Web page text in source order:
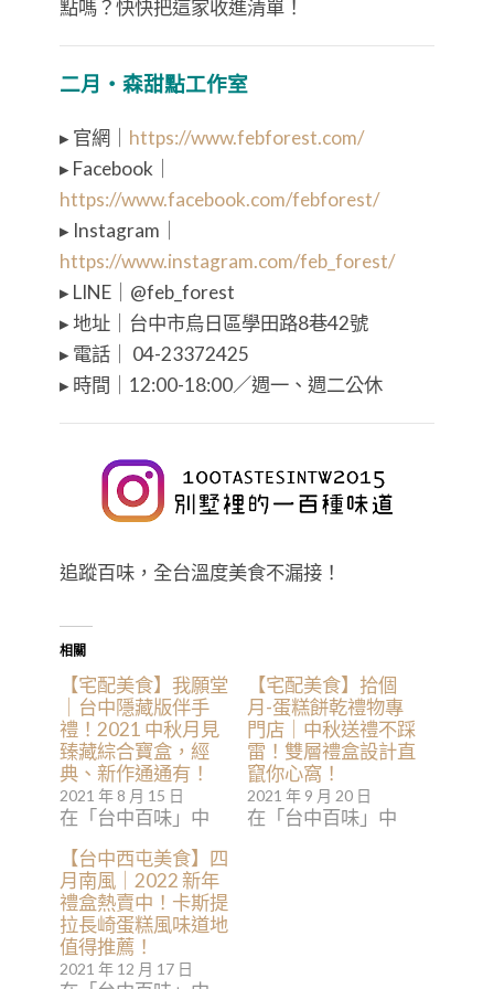
點嗎？快快把這家收進清單！
二月・森甜點工作室
▸ 官網｜ https://www.febforest.com/
▸ Facebook｜
https://www.facebook.com/febforest/
▸ Instagram｜
https://www.instagram.com/feb_forest/
▸ LINE｜@feb_forest
▸ 地址｜台中市烏日區學田路8巷42號
▸ 電話｜ 04-23372425
▸ 時間｜12:00-18:00／週一、週二公休
追蹤百味，全台溫度美食不漏接！
相關
【宅配美食】我願堂
｜台中隱藏版伴手
禮！2021 中秋月見
臻藏綜合寶盒，經
典、新作通通有！
2021 年 8 月 15 日
在「台中百味」中
【宅配美食】拾個
月-蛋糕餅乾禮物專
門店｜中秋送禮不踩
雷！雙層禮盒設計直
竄你心窩！
2021 年 9 月 20 日
在「台中百味」中
【台中西屯美食】四
月南風｜2022 新年
禮盒熱賣中！卡斯提
拉長崎蛋糕風味道地
值得推薦！
2021 年 12 月 17 日